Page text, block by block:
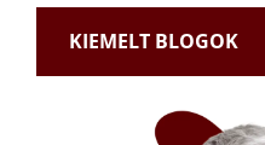
KIEMELT BLOGOK